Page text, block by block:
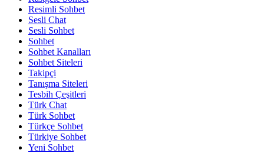
Resimli Sohbet
Sesli Chat
Sesli Sohbet
Sohbet
Sohbet Kanalları
Sohbet Siteleri
Takipçi
Tanışma Siteleri
Tesbih Çeşitleri
Türk Chat
Türk Sohbet
Türkçe Sohbet
Türkiye Sohbet
Yeni Sohbet